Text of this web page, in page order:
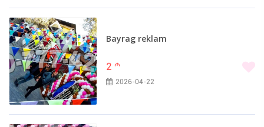
Bayrag reklam
2 m
2026-04-22